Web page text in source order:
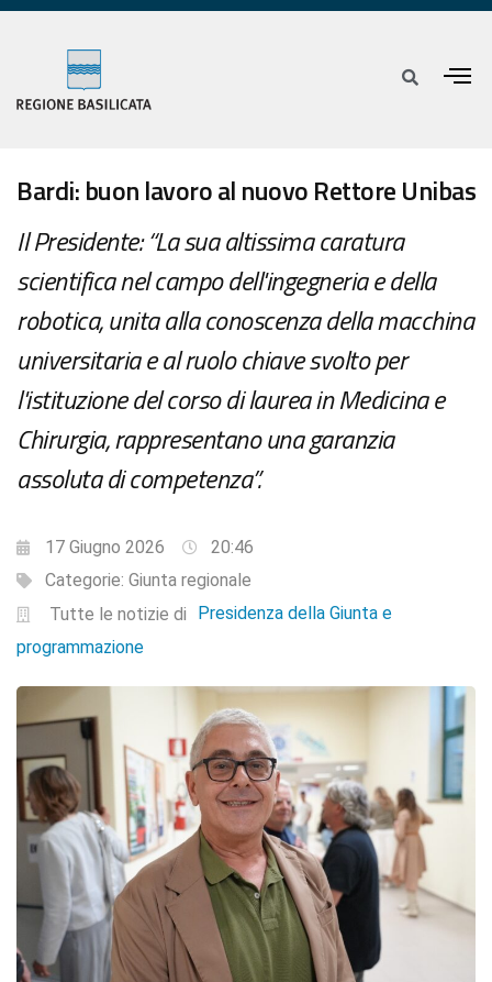
Bardi: buon lavoro al nuovo Rettore Unibas
Il Presidente: “La sua altissima caratura
scientifica nel campo dell'ingegneria e della
robotica, unita alla conoscenza della macchina
universitaria e al ruolo chiave svolto per
l'istituzione del corso di laurea in Medicina e
Chirurgia, rappresentano una garanzia
assoluta di competenza”.
17 Giugno 2026
20:46
Categorie: Giunta regionale
Tutte le notizie di
Presidenza della Giunta e
programmazione